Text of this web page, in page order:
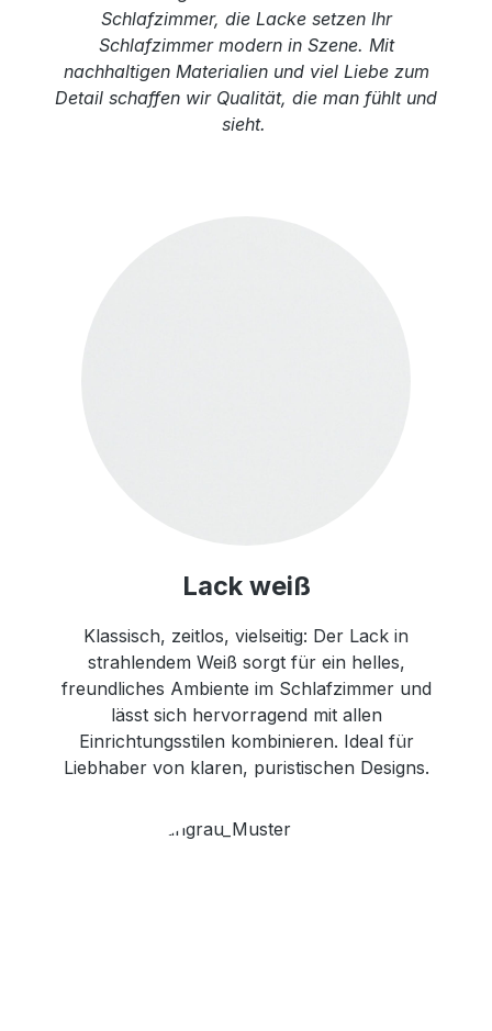
Schlafzimmer, die Lacke setzen Ihr
Schlafzimmer modern in Szene. Mit
nachhaltigen Materialien und viel Liebe zum
Detail schaffen wir Qualität, die man fühlt und
sieht.
Lack weiß
Klassisch, zeitlos, vielseitig: Der Lack in
strahlendem Weiß sorgt für ein helles,
freundliches Ambiente im Schlafzimmer und
lässt sich hervorragend mit allen
Einrichtungsstilen kombinieren. Ideal für
Liebhaber von klaren, puristischen Designs.